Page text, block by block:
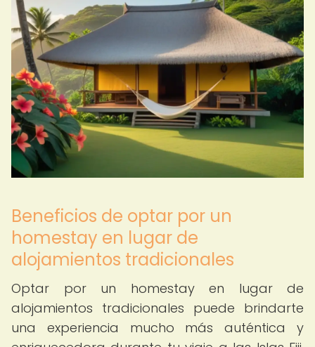
Beneficios de optar por un
homestay en lugar de
alojamientos tradicionales
Optar por un homestay en lugar de
alojamientos tradicionales puede brindarte
una experiencia mucho más auténtica y